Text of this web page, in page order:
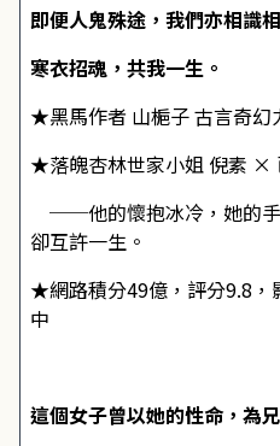
即便人鬼殊途，我們亦相識
寒衣招魂，共我一生。
★黑馬作者 山梔子 古言奇幻
★落魄杏林世家小姐 倪素 ×
──他的懷抱冰冷，她的手
卻互許一生。
★網路積分49億，評分9.8，
中
這個女子曾以她的性命，為